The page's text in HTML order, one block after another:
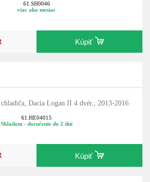
61.SH0046
viac ako mesiac
Kúpiť
Dacia Logan II 4 dvér., 2013-2016
61.HE04015
Skladom - doručenie do 2 dní
Kúpiť